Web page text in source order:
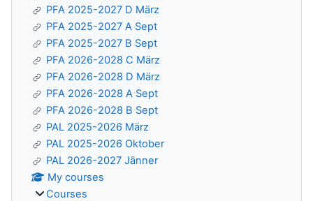
PFA 2025-2027 D März
PFA 2025-2027 A Sept
PFA 2025-2027 B Sept
PFA 2026-2028 C März
PFA 2026-2028 D März
PFA 2026-2028 A Sept
PFA 2026-2028 B Sept
PAL 2025-2026 März
PAL 2025-2026 Oktober
PAL 2026-2027 Jänner
My courses
Courses